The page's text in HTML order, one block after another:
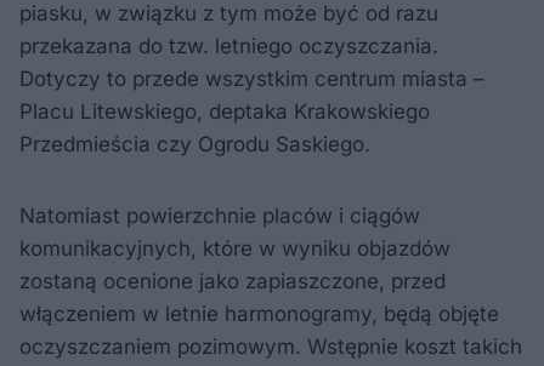
piasku, w związku z tym może być od razu
przekazana do tzw. letniego oczyszczania.
Dotyczy to przede wszystkim centrum miasta –
Placu Litewskiego, deptaka Krakowskiego
Przedmieścia czy Ogrodu Saskiego.
Natomiast powierzchnie placów i ciągów
komunikacyjnych, które w wyniku objazdów
zostaną ocenione jako zapiaszczone, przed
włączeniem w letnie harmonogramy, będą objęte
oczyszczaniem pozimowym. Wstępnie koszt takich